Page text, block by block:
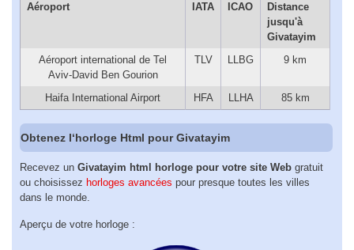
Aéroport IATA ICAO
Distance
jusqu'à
Givatayim
Aéroport international de Tel
Aviv-David Ben Gourion
TLV LLBG 9 km
Haifa International Airport HFA LLHA 85 km
Obtenez l‘horloge Html pour Givatayim
Recevez un Givatayim html horloge pour votre site Web gratuit
ou choisissez horloges avancées pour presque toutes les villes
dans le monde.
Aperçu de votre horloge :